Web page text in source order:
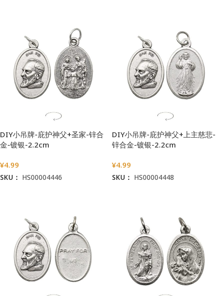
DIY小吊牌-庇护神父+圣家-锌合
金-镀银-2.2cm
¥4.99
SKU： HS00004446
DIY小吊牌-庇护神父+上主慈悲-
锌合金-镀银-2.2cm
¥4.99
SKU： HS00004448